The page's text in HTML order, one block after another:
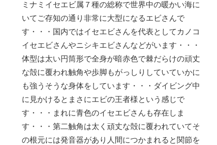
ミナミイセエビ属７種の総称で世界中の暖かい海に
いてご存知の通り非常に大型になるエビさんで
す・・・国内ではイセエビさんを代表としてカノコ
イセエビさんやニシキエビさんなどがいます・・・
体型は太い円筒形で全身が暗赤色で棘だらけの頑丈
な殻に覆われ触角や歩脚もがっしりしていていかに
も強うそうな身体をしています・・・ダイビング中
に見かけるとまさにエビの王者様という感じで
す・・・まれに青色のイセエビさんも存在しま
す・・・第二触角は太く頑丈な殻に覆われていてそ
の根元には発音器があり人間につかまれると関節を